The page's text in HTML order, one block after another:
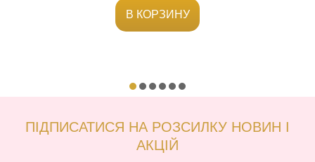
В КОРЗИНУ
ПІДПИСАТИСЯ НА РОЗСИЛКУ НОВИН І
АКЦІЙ